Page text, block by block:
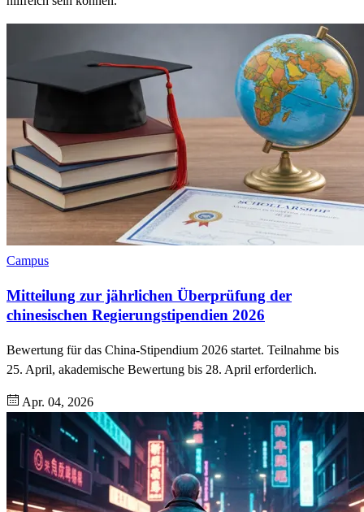
Campus
Mitteilung zur jährlichen Überprüfung der
chinesischen Regierungstipendien 2026
Bewertung für das China-Stipendium 2026 startet. Teilnahme bis
25. April, akademische Bewertung bis 28. April erforderlich.
Apr. 04, 2026